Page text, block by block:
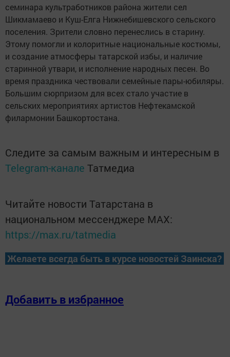
семинара культработников района жители сел
Шикмамаево и Куш-Елга Нижнебишевского сельского
поселения. Зрители словно перенеслись в старину.
Этому помогли и колоритные национальные костюмы,
и создание атмосферы татарской избы, и наличие
старинной утвари, и исполнение народных песен. Во
время праздника чествовали семейные пары-юбиляры.
Большим сюрпризом для всех стало участие в
сельских мероприятиях артистов Нефтекамской
филармонии Башкортостана.
Следите за самым важным и интересным в
Telegram-канале Татмедиа
Читайте новости Татарстана в
национальном мессенджере MАХ:
https://max.ru/tatmedia
Желаете всегда быть в курсе новостей Заинска?
Добавить в избранное